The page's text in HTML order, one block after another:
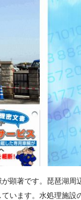
顕著です。琵琶湖周
います。水処理施設